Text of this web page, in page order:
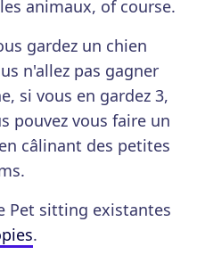
animaux, of course.
gardez un chien
n'allez pas gagner
si vous en gardez 3,
pouvez vous faire un
câlinant des petites
Pet sitting existantes
.